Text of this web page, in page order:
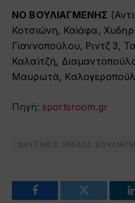
ΝΟ ΒΟΥΛΙΑΓΜΕΝΗΣ
Κοτσιώνη, Καϊάφα,
Γιαννοπούλου, Ριντζ 3,
Καλαϊτζή,
Μαυρωτά,
Πηγή: sportsroom.gr
ΝΑΥΤΙΚΟΣ ΟΜΙΛΟΣ
Facebook Twitter